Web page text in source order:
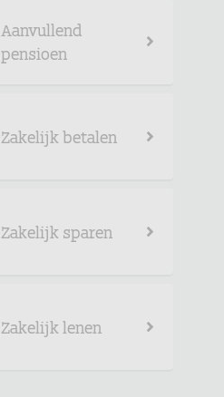
Aanvullend
pensioen
Zakelijk betalen
Zakelijk sparen
Zakelijk lenen